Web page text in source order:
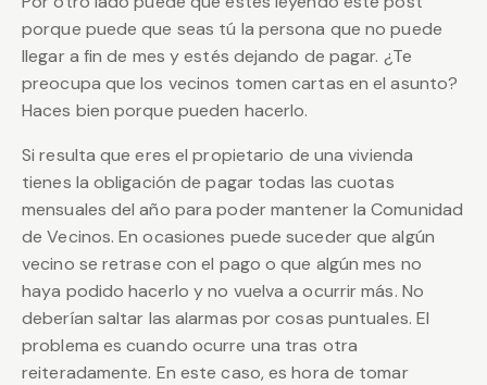
porque puede que seas tú la persona que no puede
llegar a fin de mes y estés dejando de pagar. ¿Te
preocupa que los vecinos tomen cartas en el asunto?
Haces bien porque pueden hacerlo.
Si resulta que eres el propietario de una vivienda
tienes la obligación de pagar todas las cuotas
mensuales del año para poder mantener la Comunidad
de Vecinos. En ocasiones puede suceder que algún
vecino se retrase con el pago o que algún mes no
haya podido hacerlo y no vuelva a ocurrir más. No
deberían saltar las alarmas por cosas puntuales. El
problema es cuando ocurre una tras otra
reiteradamente. En este caso, es hora de tomar